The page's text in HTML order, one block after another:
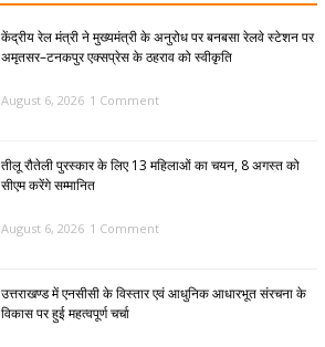
केंद्रीय रेल मंत्री ने मुख्यमंत्री के अनुरोध पर बनबसा रेलवे स्टेशन पर
अमृतसर–टनकपुर एक्सप्रेस के ठहराव को स्वीकृति
August 6, 2026 1 Comment
तीलू रौतेली पुरस्कार के लिए 13 महिलाओं का चयन, 8 अगस्त को
सीएम करेंगे सम्मानित
August 6, 2026 1 Comment
उत्तराखण्ड में एनसीसी के विस्तार एवं आधुनिक आधारभूत संरचना के
विकास पर हुई महत्वपूर्ण चर्चा